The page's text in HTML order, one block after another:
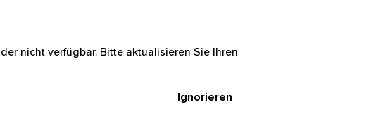
nicht verfügbar. Bitte aktualisieren Sie Ihren
Ignorieren